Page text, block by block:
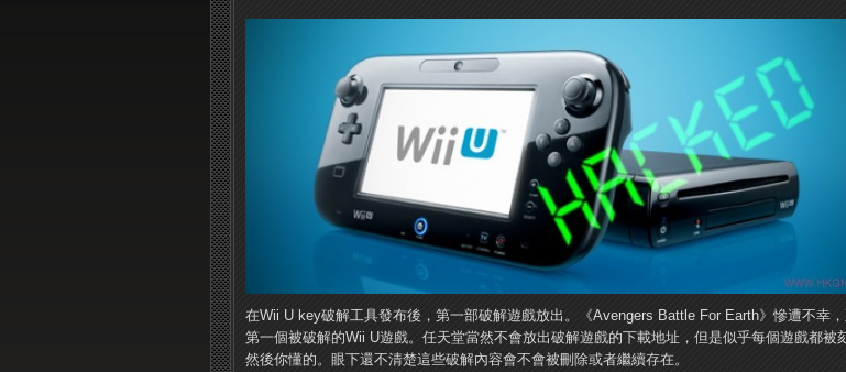
在Wii U key破解工具發布後，第一部破解遊戲放出。《Avengers Battle For Earth》慘遭不幸
第一個被破解的Wii U遊戲。任天堂當然不會放出破解遊戲的下載地址，但是似乎每個遊戲都被
然後你懂的。眼下還不清楚這些破解內容會不會被刪除或者繼續存在。